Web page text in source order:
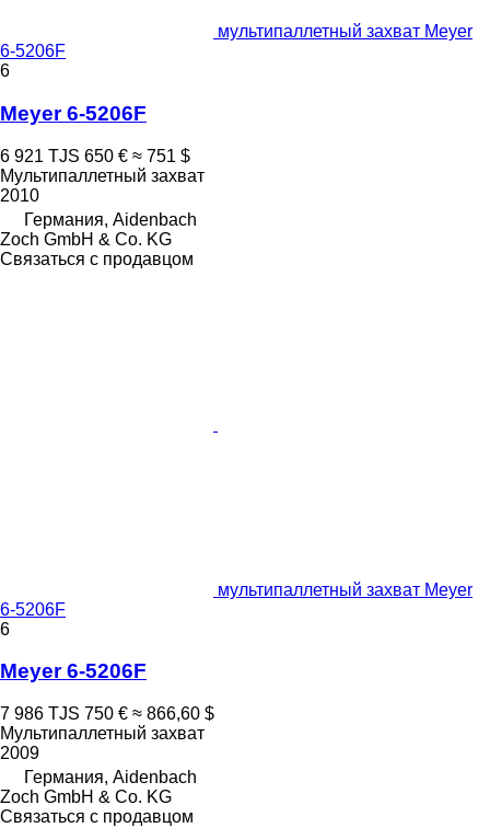
мультипаллетный захват Meyer
6-5206F
6
Meyer 6-5206F
6 921 TJS 650 € ≈ 751 $
Мультипаллетный захват
2010
Германия, Aidenbach
Zoch GmbH & Co. KG
Связаться с продавцом
мультипаллетный захват Meyer
6-5206F
6
Meyer 6-5206F
7 986 TJS 750 € ≈ 866,60 $
Мультипаллетный захват
2009
Германия, Aidenbach
Zoch GmbH & Co. KG
Связаться с продавцом